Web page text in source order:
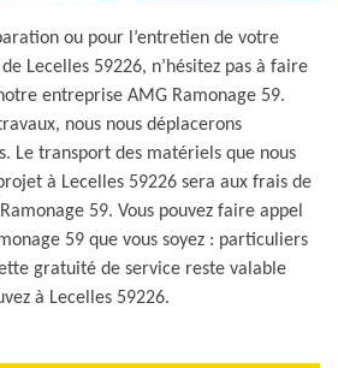
ou pour l’entretien de votre
Lecelles 59226, n’hésitez pas à faire
entreprise AMG Ramonage 59.
nous nous déplacerons
Le transport des matériels que nous
à Lecelles 59226 sera aux frais de
59. Vous pouvez faire appel
59 que vous soyez : particuliers
gratuité de service reste valable
à Lecelles 59226.